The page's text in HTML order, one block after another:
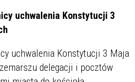
uchwalenia Konstytucji 3
uchwalenia Konstytucji 3 Maja
delegacji i pocztów